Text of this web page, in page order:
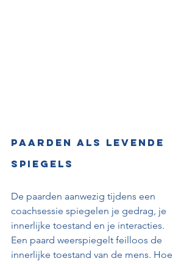
Paarden als levende
spiegels
De paarden aanwezig tijdens een
coachsessie spiegelen je gedrag, je
innerlijke toestand en je interacties.
Een paard weerspiegelt feilloos de
innerlijke toestand van de mens. Hoe